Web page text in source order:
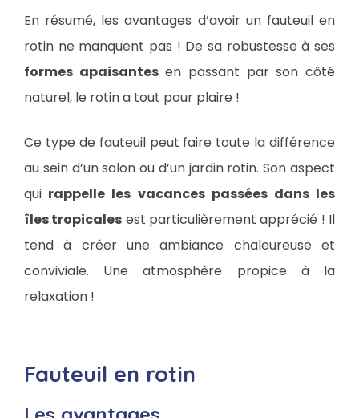
En résumé, les avantages d’avoir un fauteuil en
rotin ne manquent pas ! De sa robustesse à ses
formes apaisantesen passant par son côté
naturel, le rotin a tout pour plaire !
Ce type de fauteuil peut faire toute la différence
au sein d’un salon ou d’un jardin rotin. Son aspect
qui rappelle les vacances passées dans les
îles tropicales est particulièrement apprécié ! Il
tend à créer une ambiance chaleureuse et
conviviale. Une atmosphère propice à la
relaxation !
Fauteuil en rotin